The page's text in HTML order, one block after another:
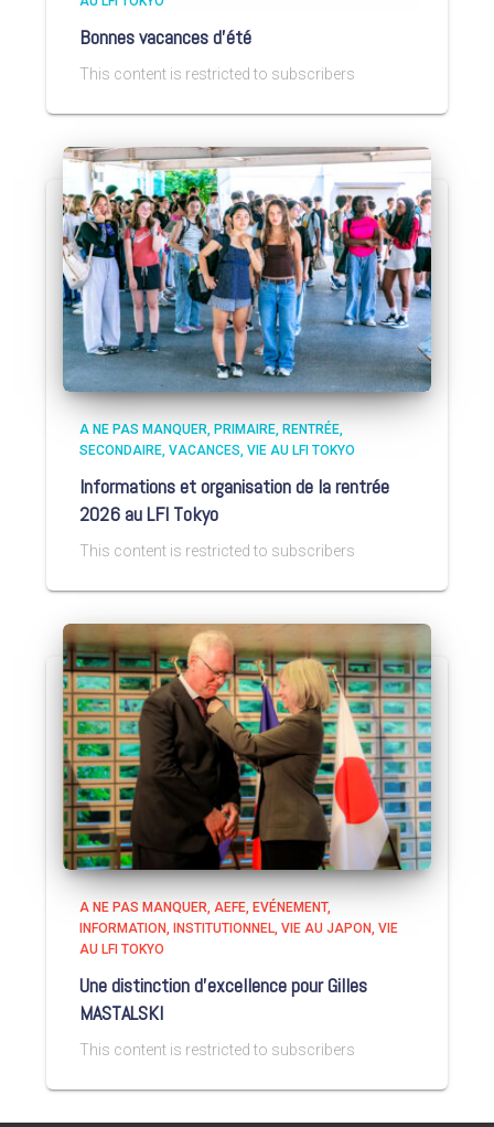
Bonnes vacances d’été
This content is restricted to subscribers
A NE PAS MANQUER PRIMAIRE RENTRÉE
SECONDAIRE VACANCES VIE AU LFI TOKYO
Informations et organisation de la rentrée
2026 au LFI Tokyo
This content is restricted to subscribers
A NE PAS MANQUER AEFE EVÉNEMENT
INFORMATION
INSTITUTIONNEL VIE AU JAPON VIE
AU LFI TOKYO
Une distinction d’excellence pour Gilles
MASTALSKI
This content is restricted to subscribers